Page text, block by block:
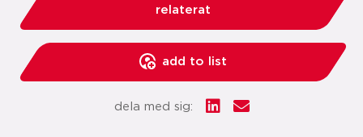
relaterat
add to list
dela med sig: